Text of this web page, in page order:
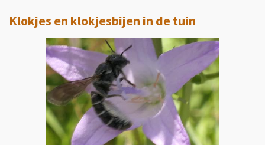
Klokjes en klokjesbijen in de tuin